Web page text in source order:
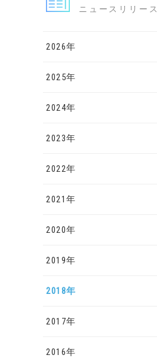
ニュースリリース
2026年
2025年
2024年
2023年
2022年
2021年
2020年
2019年
2018年
2017年
2016年